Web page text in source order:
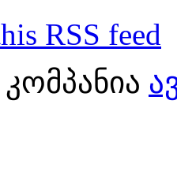
RSS feed